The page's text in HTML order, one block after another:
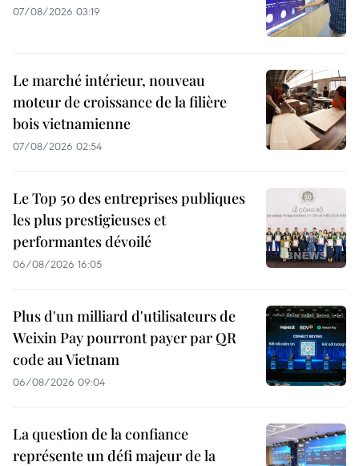
07/08/2026 03:19
Le marché intérieur, nouveau
moteur de croissance de la filière
bois vietnamienne
07/08/2026 02:54
Le Top 50 des entreprises publiques
les plus prestigieuses et
performantes dévoilé
06/08/2026 16:05
Plus d'un milliard d'utilisateurs de
Weixin Pay pourront payer par QR
code au Vietnam
06/08/2026 09:04
La question de la confiance
représente un défi majeur de la